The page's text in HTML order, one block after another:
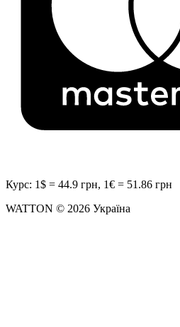
Курс: 1$ = 44.9 грн, 1€ = 51.86 грн
WATTON © 2026 Україна